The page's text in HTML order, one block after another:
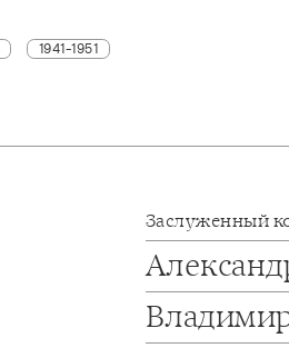
1941-1951
Заслуженный